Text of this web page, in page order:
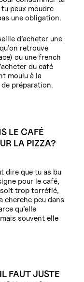
peux moudre
une obligation.
d’acheter une
retrouve
ou une french
du café
moulu à la
préparation.
LE CAFÉ
LA PIZZA?
dire que tu as bu
pour le café,
trop torréfié,
cherche peu dans
qu’elle
souvent elle
FAUT JUSTE